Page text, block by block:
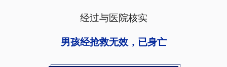
经过与医院核实
男孩经抢救无效，已身亡